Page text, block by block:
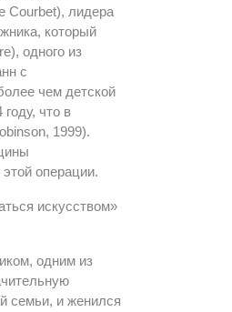
Courbet), лидера
который
одного из
с
чем детской
что в
1999).
операции.
искусством»
одним из
семьи, и женился